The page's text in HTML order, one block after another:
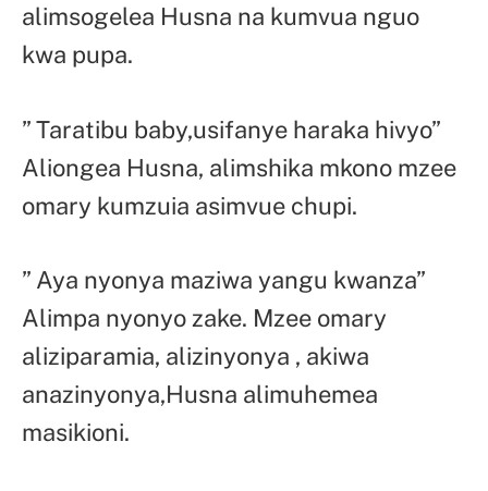
alimsogelea Husna na kumvua nguo
kwa pupa.
” Taratibu baby,usifanye haraka hivyo”
Aliongea Husna, alimshika mkono mzee
omary kumzuia asimvue chupi.
” Aya nyonya maziwa yangu kwanza”
Alimpa nyonyo zake. Mzee omary
aliziparamia, alizinyonya , akiwa
anazinyonya,Husna alimuhemea
masikioni.